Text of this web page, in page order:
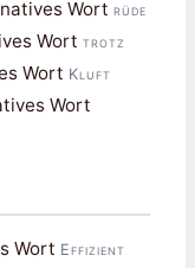
Wort rüde
Wort trotz
Wort Kluft
Wort
Wort Effizient